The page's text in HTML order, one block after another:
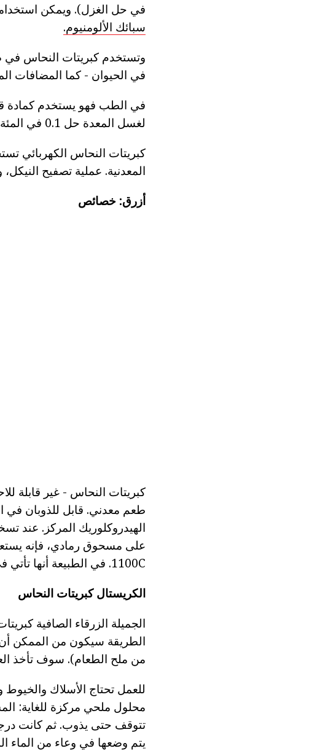
في حل الغزل). ويمكن استخدامه
سبائك الألومنيوم.
في الحيوان - كما المضافات
في الطب فهو يستخدم كمادة
لغسل المعدة حل 0.1 في المئة من كبريتات النحاس.
كبريتات النحاس الكهربائي
المعدنية. عملية تصفيح
أزرق: خصائص
كبريتات النحاس - غير قابلة
طعم معدني. قابل للذوبان
الهيدروكلوريك المركز. عند
1100C. في الطبيعة أنها تأتي في شكل المعادن chalcanthite، butit، halkokianit وآخرون.
الكريستال كبريتات النحاس
الجميلة الزرقاء الصافية
من ملح الطعام). سوف تأخذ
للعمل تحتاج الأسلاك
محلول ملحي مركزة للغاية:
تتوقف حتى يذوب. ثم كانت
يتم وضعها في وعاء من الماء